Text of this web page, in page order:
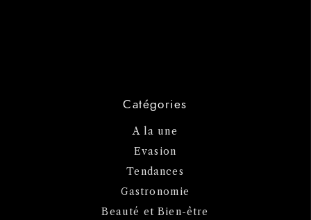
Catégories
A la une
Evasion
Tendances
Gastronomie
Beauté et Bien-être